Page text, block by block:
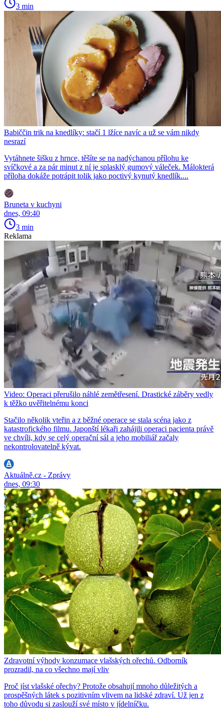
3 min
Babiččin trik na knedlíky: stačí 1 lžíce navíc a už se vám nikdy
nesrazí
Vytáhnete šišku z hrnce, těšíte se na nadýchanou přílohu ke
svíčkové a za pár minut z ní je splasklý gumový váleček. Málokterá
příloha dokáže potrápit tolik jako poctivý kynutý knedlík....
Bruneta v kuchyni
dnes, 09:40
3 min
Reklama
Video: Operaci přerušilo náhlé zemětřesení. Drastické záběry vedly
k těžko uvěřitelnému konci
Stačilo několik vteřin a z běžné operace se stala scéna jako z
katastrofického filmu. Japonští lékaři zahájili operaci pacienta právě
ve chvíli, kdy se celý operační sál a jeho mobiliář začaly
nekontrolovatelně kývat.
Aktuálně.cz - Zprávy
dnes, 09:30
Zdravotní výhody konzumace vlašských ořechů. Odborník
prozradil, na co všechno mají vliv
Proč jíst vlašské ořechy? Protože obsahují mnoho důležitých a
prospěšných látek s pozitivním vlivem na lidské zdraví. Už jen z
toho důvodu si zaslouží své místo v jídelníčku.